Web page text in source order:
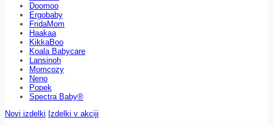
Doomoo
Ergobaby
FridaMom
Haakaa
KikkaBoo
Koala Babycare
Lansinoh
Momcozy
Neno
Popek
Spectra Baby®
Novi izdelki Izdelki v akciji